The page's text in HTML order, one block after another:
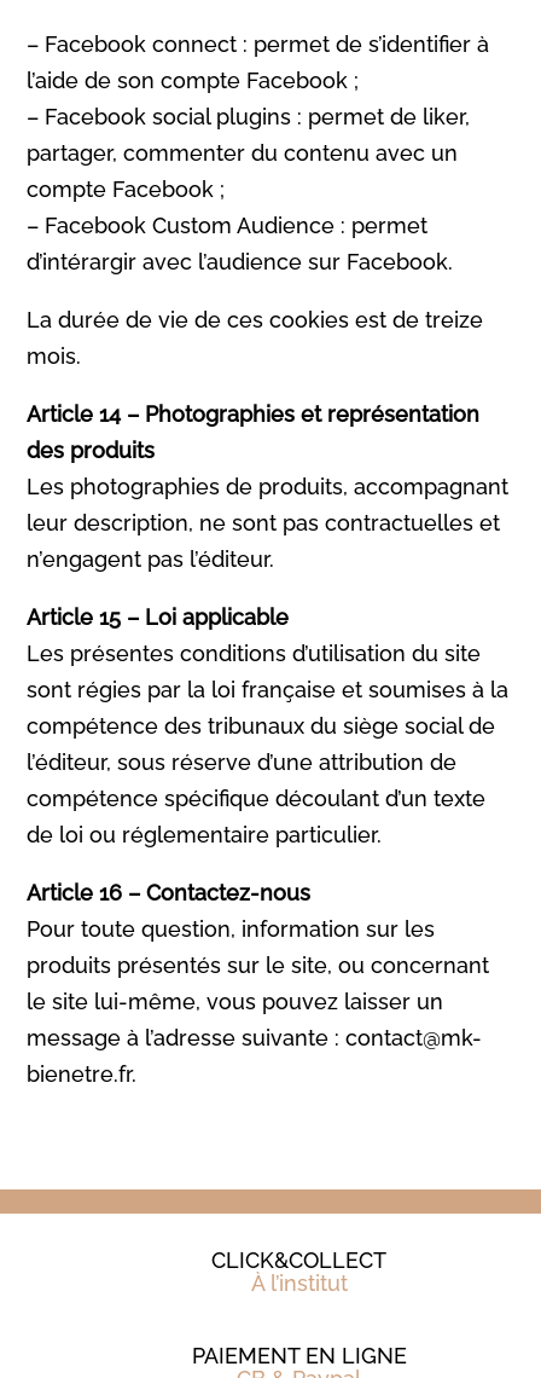
– Facebook connect : permet de s’identifier à
l’aide de son compte Facebook ;
– Facebook social plugins : permet de liker,
partager, commenter du contenu avec un
compte Facebook ;
– Facebook Custom Audience : permet
d’intérargir avec l’audience sur Facebook.
La durée de vie de ces cookies est de treize
mois.
Article 14 – Photographies et représentation
des produits
Les photographies de produits, accompagnant
leur description, ne sont pas contractuelles et
n’engagent pas l’éditeur.
Article 15 – Loi applicable
Les présentes conditions d’utilisation du site
sont régies par la loi française et soumises à la
compétence des tribunaux du siège social de
l’éditeur, sous réserve d’une attribution de
compétence spécifique découlant d’un texte
de loi ou réglementaire particulier.
Article 16 – Contactez-nous
Pour toute question, information sur les
produits présentés sur le site, ou concernant
le site lui-même, vous pouvez laisser un
message à l’adresse suivante : contact@mk-
bienetre.fr.
CLICK&COLLECT
À l’institut
PAIEMENT EN LIGNE